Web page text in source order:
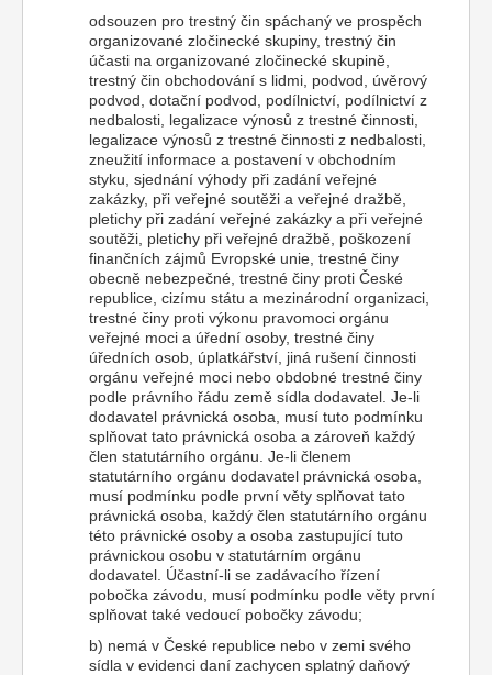
odsouzen pro trestný čin spáchaný ve prospěch
organizované zločinecké skupiny, trestný čin
účasti na organizované zločinecké skupině,
trestný čin obchodování s lidmi, podvod, úvěrový
podvod, dotační podvod, podílnictví, podílnictví z
nedbalosti, legalizace výnosů z trestné činnosti,
legalizace výnosů z trestné činnosti z nedbalosti,
zneužití informace a postavení v obchodním
styku, sjednání výhody při zadání veřejné
zakázky, při veřejné soutěži a veřejné dražbě,
pletichy při zadání veřejné zakázky a při veřejné
soutěži, pletichy při veřejné dražbě, poškození
finančních zájmů Evropské unie, trestné činy
obecně nebezpečné, trestné činy proti České
republice, cizímu státu a mezinárodní organizaci,
trestné činy proti výkonu pravomoci orgánu
veřejné moci a úřední osoby, trestné činy
úředních osob, úplatkářství, jiná rušení činnosti
orgánu veřejné moci nebo obdobné trestné činy
podle právního řádu země sídla dodavatel. Je-li
dodavatel právnická osoba, musí tuto podmínku
splňovat tato právnická osoba a zároveň každý
člen statutárního orgánu. Je-li členem
statutárního orgánu dodavatel právnická osoba,
musí podmínku podle první věty splňovat tato
právnická osoba, každý člen statutárního orgánu
této právnické osoby a osoba zastupující tuto
právnickou osobu v statutárním orgánu
dodavatel. Účastní-li se zadávacího řízení
pobočka závodu, musí podmínku podle věty první
splňovat také vedoucí pobočky závodu;
b) nemá v České republice nebo v zemi svého
sídla v evidenci daní zachycen splatný daňový